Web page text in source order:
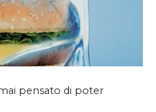
pensato di poter